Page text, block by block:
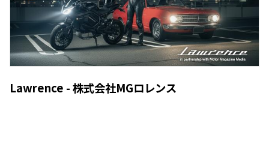
Lawrence - 株式会社MGロレンス